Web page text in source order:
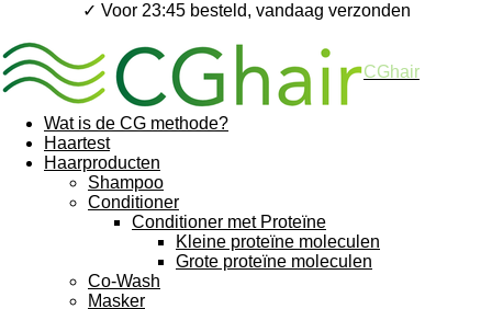
✓ Voor 23:45 besteld, vandaag verzonden
CGhair
Wat is de CG methode?
Haartest
Haarproducten
Shampoo
Conditioner
Conditioner met Proteïne
Kleine proteïne moleculen
Grote proteïne moleculen
Co-Wash
Masker